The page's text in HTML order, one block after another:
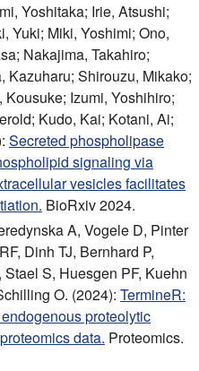
Yoshitaka; Irie, Atsushi;
Yuki; Miki, Yoshimi; Ono,
Nakajima, Takahiro;
Kazuharu; Shirouzu, Mikako;
Izumi, Yoshihiro;
Kudo, Kai; Kotani, Ai;
Secreted phospholipase
signaling via
vesicles facilitates
BioRxiv 2024.
A, Vogele D, Pinter
Dinh TJ, Bernhard P,
S, Huesgen PF, Kuehn
O. (2024): TermineR:
proteolytic
data. Proteomics.